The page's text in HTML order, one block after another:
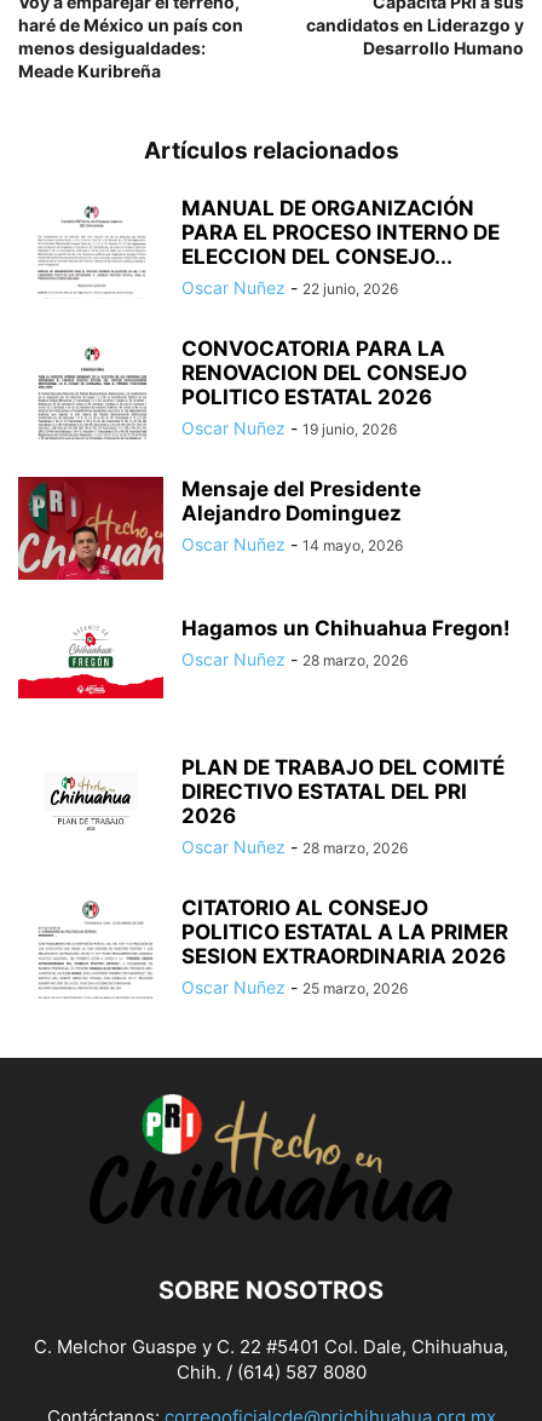
haré de México un país con
menos desigualdades:
Meade Kuribreña
candidatos en Liderazgo y
Desarrollo Humano
Artículos relacionados
MANUAL DE ORGANIZACIÓN
PARA EL PROCESO INTERNO DE
ELECCION DEL CONSEJO...
Oscar Nuñez - 22 junio, 2026
CONVOCATORIA PARA LA
RENOVACION DEL CONSEJO
POLITICO ESTATAL 2026
Oscar Nuñez - 19 junio, 2026
Mensaje del Presidente
Alejandro Dominguez
Oscar Nuñez - 14 mayo, 2026
Hagamos un Chihuahua Fregon!
Oscar Nuñez - 28 marzo, 2026
PLAN DE TRABAJO DEL COMITÉ
DIRECTIVO ESTATAL DEL PRI
2026
Oscar Nuñez - 28 marzo, 2026
CITATORIO AL CONSEJO
POLITICO ESTATAL A LA PRIMER
SESION EXTRAORDINARIA 2026
Oscar Nuñez - 25 marzo, 2026
SOBRE NOSOTROS
C. Melchor Guaspe y C. 22 #5401 Col. Dale, Chihuahua,
Chih. / (614) 587 8080